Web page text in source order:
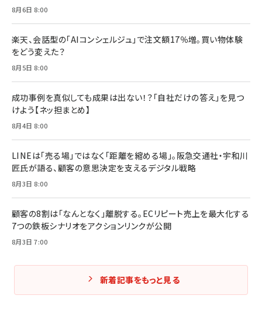
8月6日 8:00
楽天、会話型の「AIコンシェルジュ」で注文額17％増。買い物体験
をどう変えた？
8月5日 8:00
成功事例を真似しても成果は出ない！？「自社だけの答え」を見つ
けよう【ネッ担まとめ】
8月4日 8:00
LINEは「売る場」ではなく「距離を縮める場」。阪急交通社・宇和川
匠氏が語る、顧客の意思決定を支えるデジタル戦略
8月3日 8:00
顧客の8割は「なんとなく」離脱する。ECリピート売上を最大化する
7つの鉄板シナリオをアクションリンクが公開
8月3日 7:00
新着記事をもっと見る